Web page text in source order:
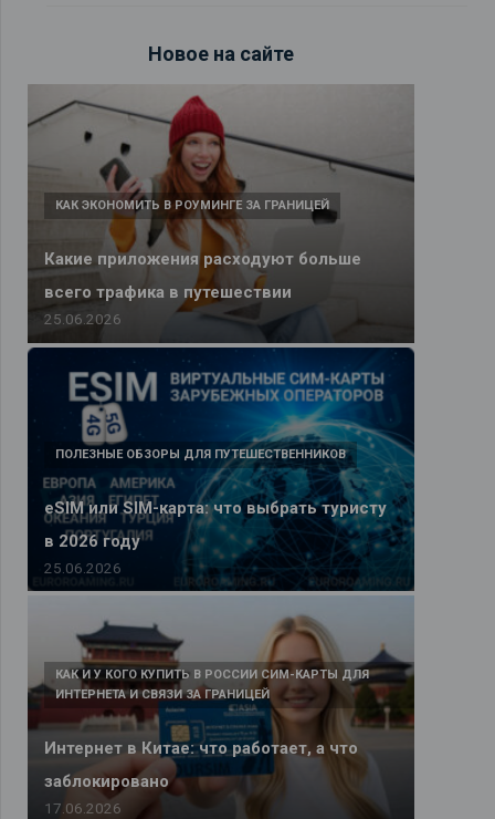
Новое на сайте
Какие приложения расходуют больше
всего трафика в путешествии
КАК ЭКОНОМИТЬ В РОУМИНГЕ ЗА ГРАНИЦЕЙ
25.06.2026
eSIM или SIM-карта: что выбрать туристу
в 2026 году
ПОЛЕЗНЫЕ ОБЗОРЫ ДЛЯ ПУТЕШЕСТВЕННИКОВ
25.06.2026
Интернет в Китае: что работает, а что
заблокировано
КАК И У КОГО КУПИТЬ В РОССИИ СИМ-КАРТЫ ДЛЯ
ИНТЕРНЕТА И СВЯЗИ ЗА ГРАНИЦЕЙ
17.06.2026